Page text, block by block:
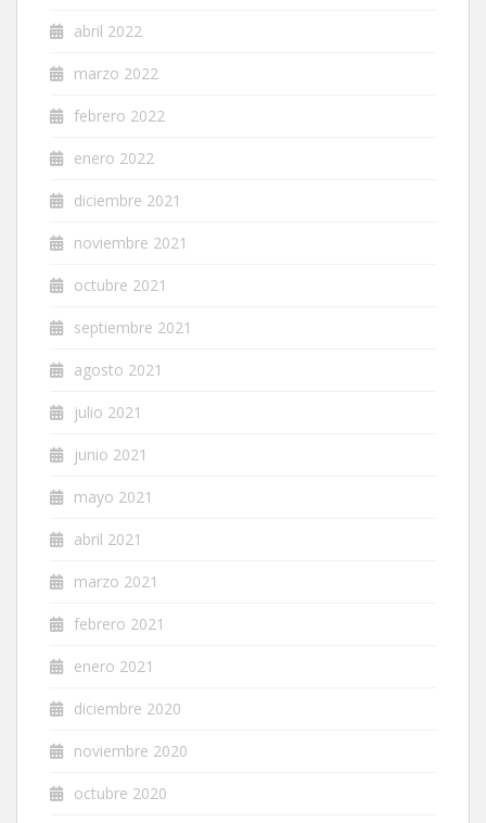
abril 2022
marzo 2022
febrero 2022
enero 2022
diciembre 2021
noviembre 2021
octubre 2021
septiembre 2021
agosto 2021
julio 2021
junio 2021
mayo 2021
abril 2021
marzo 2021
febrero 2021
enero 2021
diciembre 2020
noviembre 2020
octubre 2020